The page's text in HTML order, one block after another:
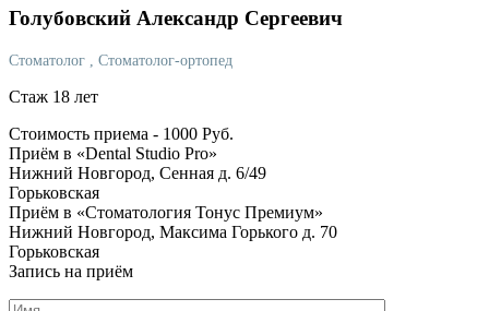
Голубовский Александр Сергеевич
Стоматолог , Стоматолог-ортопед
Стаж 18 лет
Стоимость приема - 1000 Руб.
Приём в «Dental Studio Pro»
Нижний Новгород, Сенная д. 6/49
Горьковская
Приём в «Стоматология Тонус Премиум»
Нижний Новгород, Максима Горького д. 70
Горьковская
Запись на приём